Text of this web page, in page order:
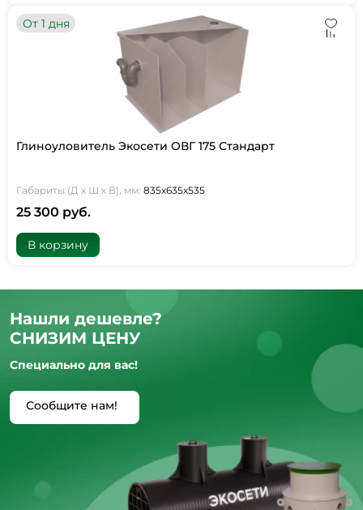
От 1 дня
Глиноуловитель Экосети ОВГ 175 Стандарт
Габариты (Д х Ш х В), мм: 835х635х535
25 300 руб.
В корзину
Нашли дешевле?
СНИЗИМ ЦЕНУ
Специально для вас!
Сообщите нам!